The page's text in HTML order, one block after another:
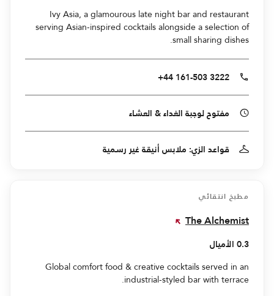
Ivy Asia, a glamourous late night bar and restaurant
serving Asian-inspired cocktails alongside a selection of
small sharing dishes.
+44 161-503 3222
مفتوح لوجبة الغداء & العشاء
قواعد الزي: ملابس أنيقة غير رسمية
مطبخ انتقائي
The Alchemist
0.3 الأميال
Global comfort food & creative cocktails served in an
industrial-styled bar with terrace.